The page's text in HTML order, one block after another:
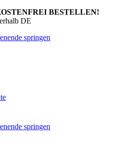
BESTELLEN!
DE
springen
springen